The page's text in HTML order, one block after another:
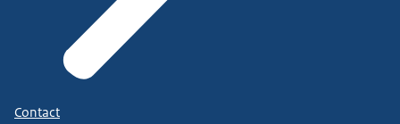
Contact